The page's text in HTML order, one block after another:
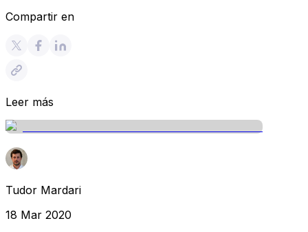
Compartir en
Leer más
Tudor Mardari
18 Mar 2020